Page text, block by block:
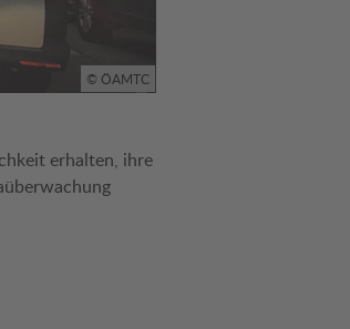
© ÖAMTC
erhalten, ihre